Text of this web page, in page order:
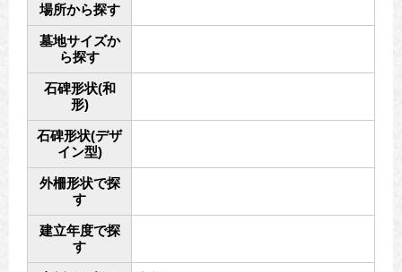
場所から探す
墓地サイズか
ら探す
石碑形状(和
形)
石碑形状(デザ
イン型)
外柵形状で探
す
建立年度で探
す